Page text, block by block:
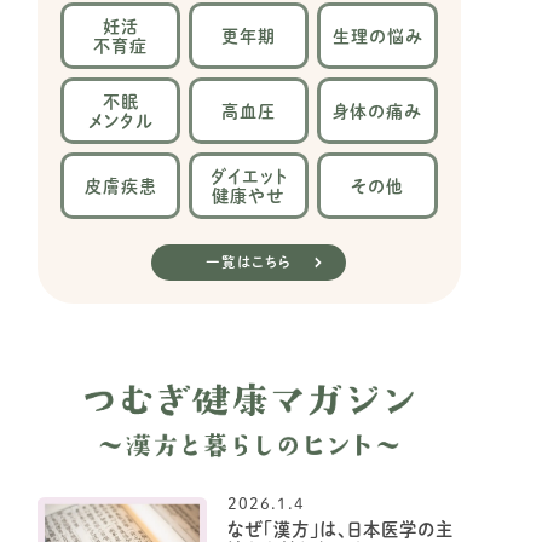
妊活
不育症
更年期 生理の悩み
不眠
メンタル
高血圧 身体の痛み
皮膚疾患
ダイエット
健康やせ
その他
一覧はこちら
2026.1.4
なぜ「漢方」は、日本医学の主